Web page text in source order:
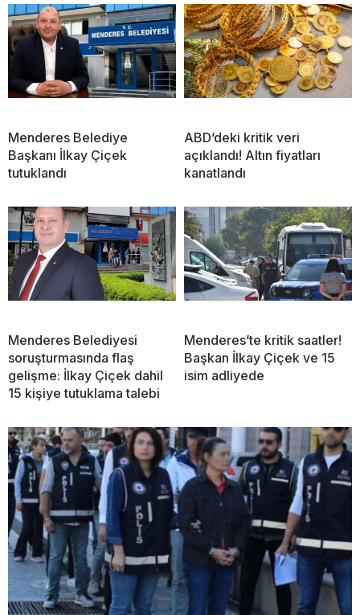
Menderes Belediye
Başkanı İlkay Çiçek
tutuklandı
ABD’deki kritik veri
açıklandı! Altın fiyatları
kanatlandı
Menderes Belediyesi
soruşturmasında flaş
gelişme: İlkay Çiçek dahil
15 kişiye tutuklama talebi
Menderes’te kritik saatler!
Başkan İlkay Çiçek ve 15
isim adliyede